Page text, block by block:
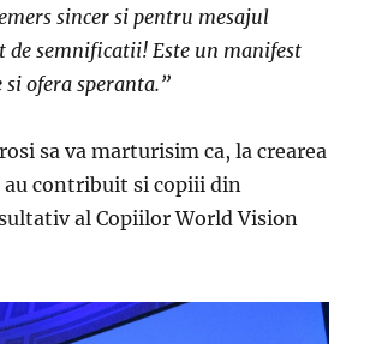
sincer si pentru mesajul
de semnificatii! Este un manifest
ofera speranta.”
sa va marturisim ca, la crearea
contribuit si copiii din
al Copiilor World Vision